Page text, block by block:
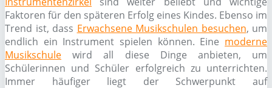
Faktoren für den späteren Erfolg eines Kindes. Ebenso im
Trend ist, dass Erwachsene Musikschulen besuchen, um
endlich ein Instrument spielen können. Eine moderne
Musikschule wird all diese Dinge anbieten, um
Schülerinnen und Schüler erfolgreich zu unterrichten.
Immer häufiger liegt der Schwerpunkt auf